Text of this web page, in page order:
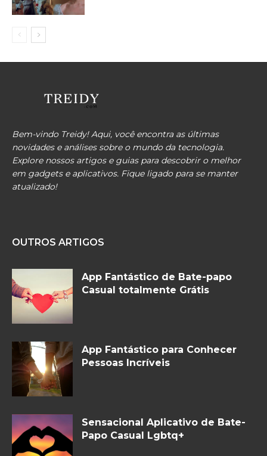
Bem-vindo Treidy! Aqui, você encontra as últimas
novidades e análises sobre o mundo da tecnologia.
Explore nossos artigos e guias para descobrir o melhor
em gadgets e aplicativos. Fique ligado para se manter
atualizado!
OUTROS ARTIGOS
App Fantástico de Bate-papo
Casual totalmente Grátis
App Fantástico para Conhecer
Pessoas Incríveis
Sensacional Aplicativo de Bate-
Papo Casual Lgbtq+